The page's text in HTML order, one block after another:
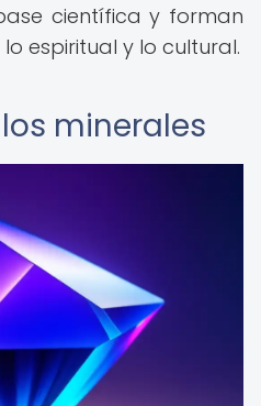
científica y forman
espiritual y lo cultural.
minerales